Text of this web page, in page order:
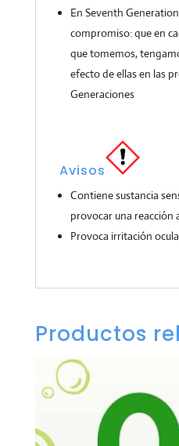
En Seventh
compromiso: que en
que tomemos,
efecto de ellas en las
Generaciones
Avisos
Contiene sustancia
provocar una reacción
Provoca irritación
Productos